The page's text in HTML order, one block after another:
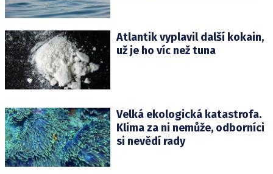
Atlantik vyplavil další kokain,
už je ho víc než tuna
Velká ekologická katastrofa.
Klima za ni nemůže, odborníci
si nevědí rady